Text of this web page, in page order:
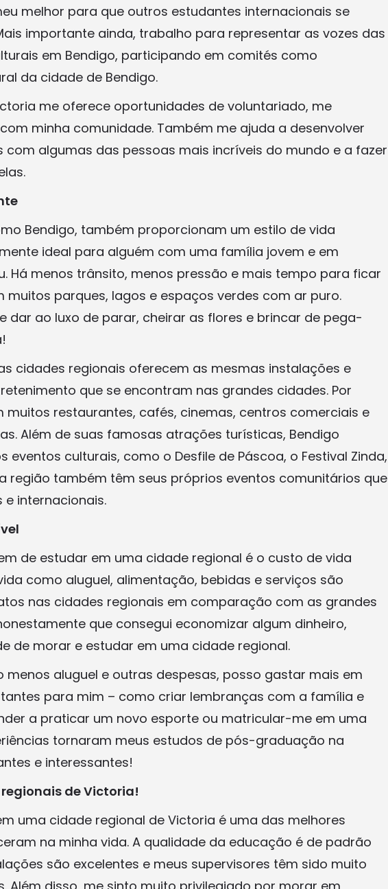
melhor para que outros estudantes internacionais se
importante ainda, trabalho para representar as vozes das
em Bendigo, participando em comités como
da cidade de Bendigo.
me oferece oportunidades de voluntariado, me
minha comunidade. Também me ajuda a desenvolver
com algumas das pessoas mais incríveis do mundo e a fazer
Bendigo, também proporcionam um estilo de vida
ideal para alguém com uma família jovem e em
Há menos trânsito, menos pressão e mais tempo para ficar
muitos parques, lagos e espaços verdes com ar puro.
dar ao luxo de parar, cheirar as flores e brincar de pega-
cidades regionais oferecem as mesmas instalações e
que se encontram nas grandes cidades. Por
muitos restaurantes, cafés, cinemas, centros comerciais e
Além de suas famosas atrações turísticas, Bendigo
culturais, como o Desfile de Páscoa, o Festival Zinda,
região também têm seus próprios eventos comunitários que
internacionais.
de estudar em uma cidade regional é o custo de vida
como aluguel, alimentação, bebidas e serviços são
nas cidades regionais em comparação com as grandes
que consegui economizar algum dinheiro,
de morar e estudar em uma cidade regional.
aluguel e outras despesas, posso gastar mais em
para mim – como criar lembranças com a família e
a praticar um novo esporte ou matricular-me em uma
tornaram meus estudos de pós-graduação na
e interessantes!
de Victoria!
uma cidade regional de Victoria é uma das melhores
na minha vida. A qualidade da educação é de padrão
são excelentes e meus supervisores têm sido muito